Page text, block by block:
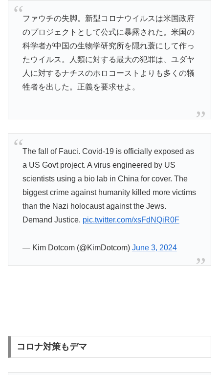
ファウチの失脚。新型コロナウイルスは米国政府
のプロジェクトとして公式に暴露された。米国の
科学者が中国の生物学研究所を隠れ蓑にして作っ
たウイルス。人類に対する最大の犯罪は、ユダヤ
人に対するナチスのホロコーストよりも多くの犠
牲者を出した。正義を要求せよ。
The fall of Fauci. Covid-19 is officially exposed as
a US Govt project. A virus engineered by US
scientists using a bio lab in China for cover. The
biggest crime against humanity killed more victims
than the Nazi holocaust against the Jews.
Demand Justice. pic.twitter.com/xsFdNQiR0F
— Kim Dotcom (@KimDotcom) June 3, 2024
コロナ対策もデマ